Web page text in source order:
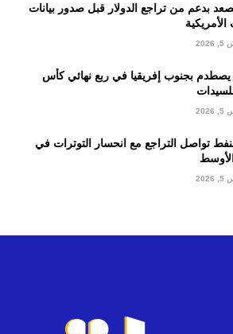
بدعم من تراجع الدولار قبل صدور بيانات
بجنوب إفريقيا في ربع نهائي كأس
تواصل التراجع مع انحسار التوترات في